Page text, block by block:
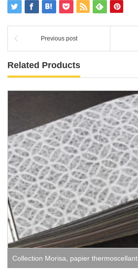
Previous post
Related Products
Collection Morisa, papier thermoscellant